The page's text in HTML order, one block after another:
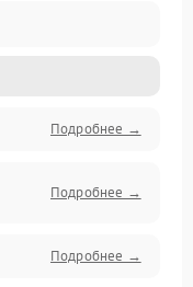
Подробнее →
Подробнее →
Подробнее →